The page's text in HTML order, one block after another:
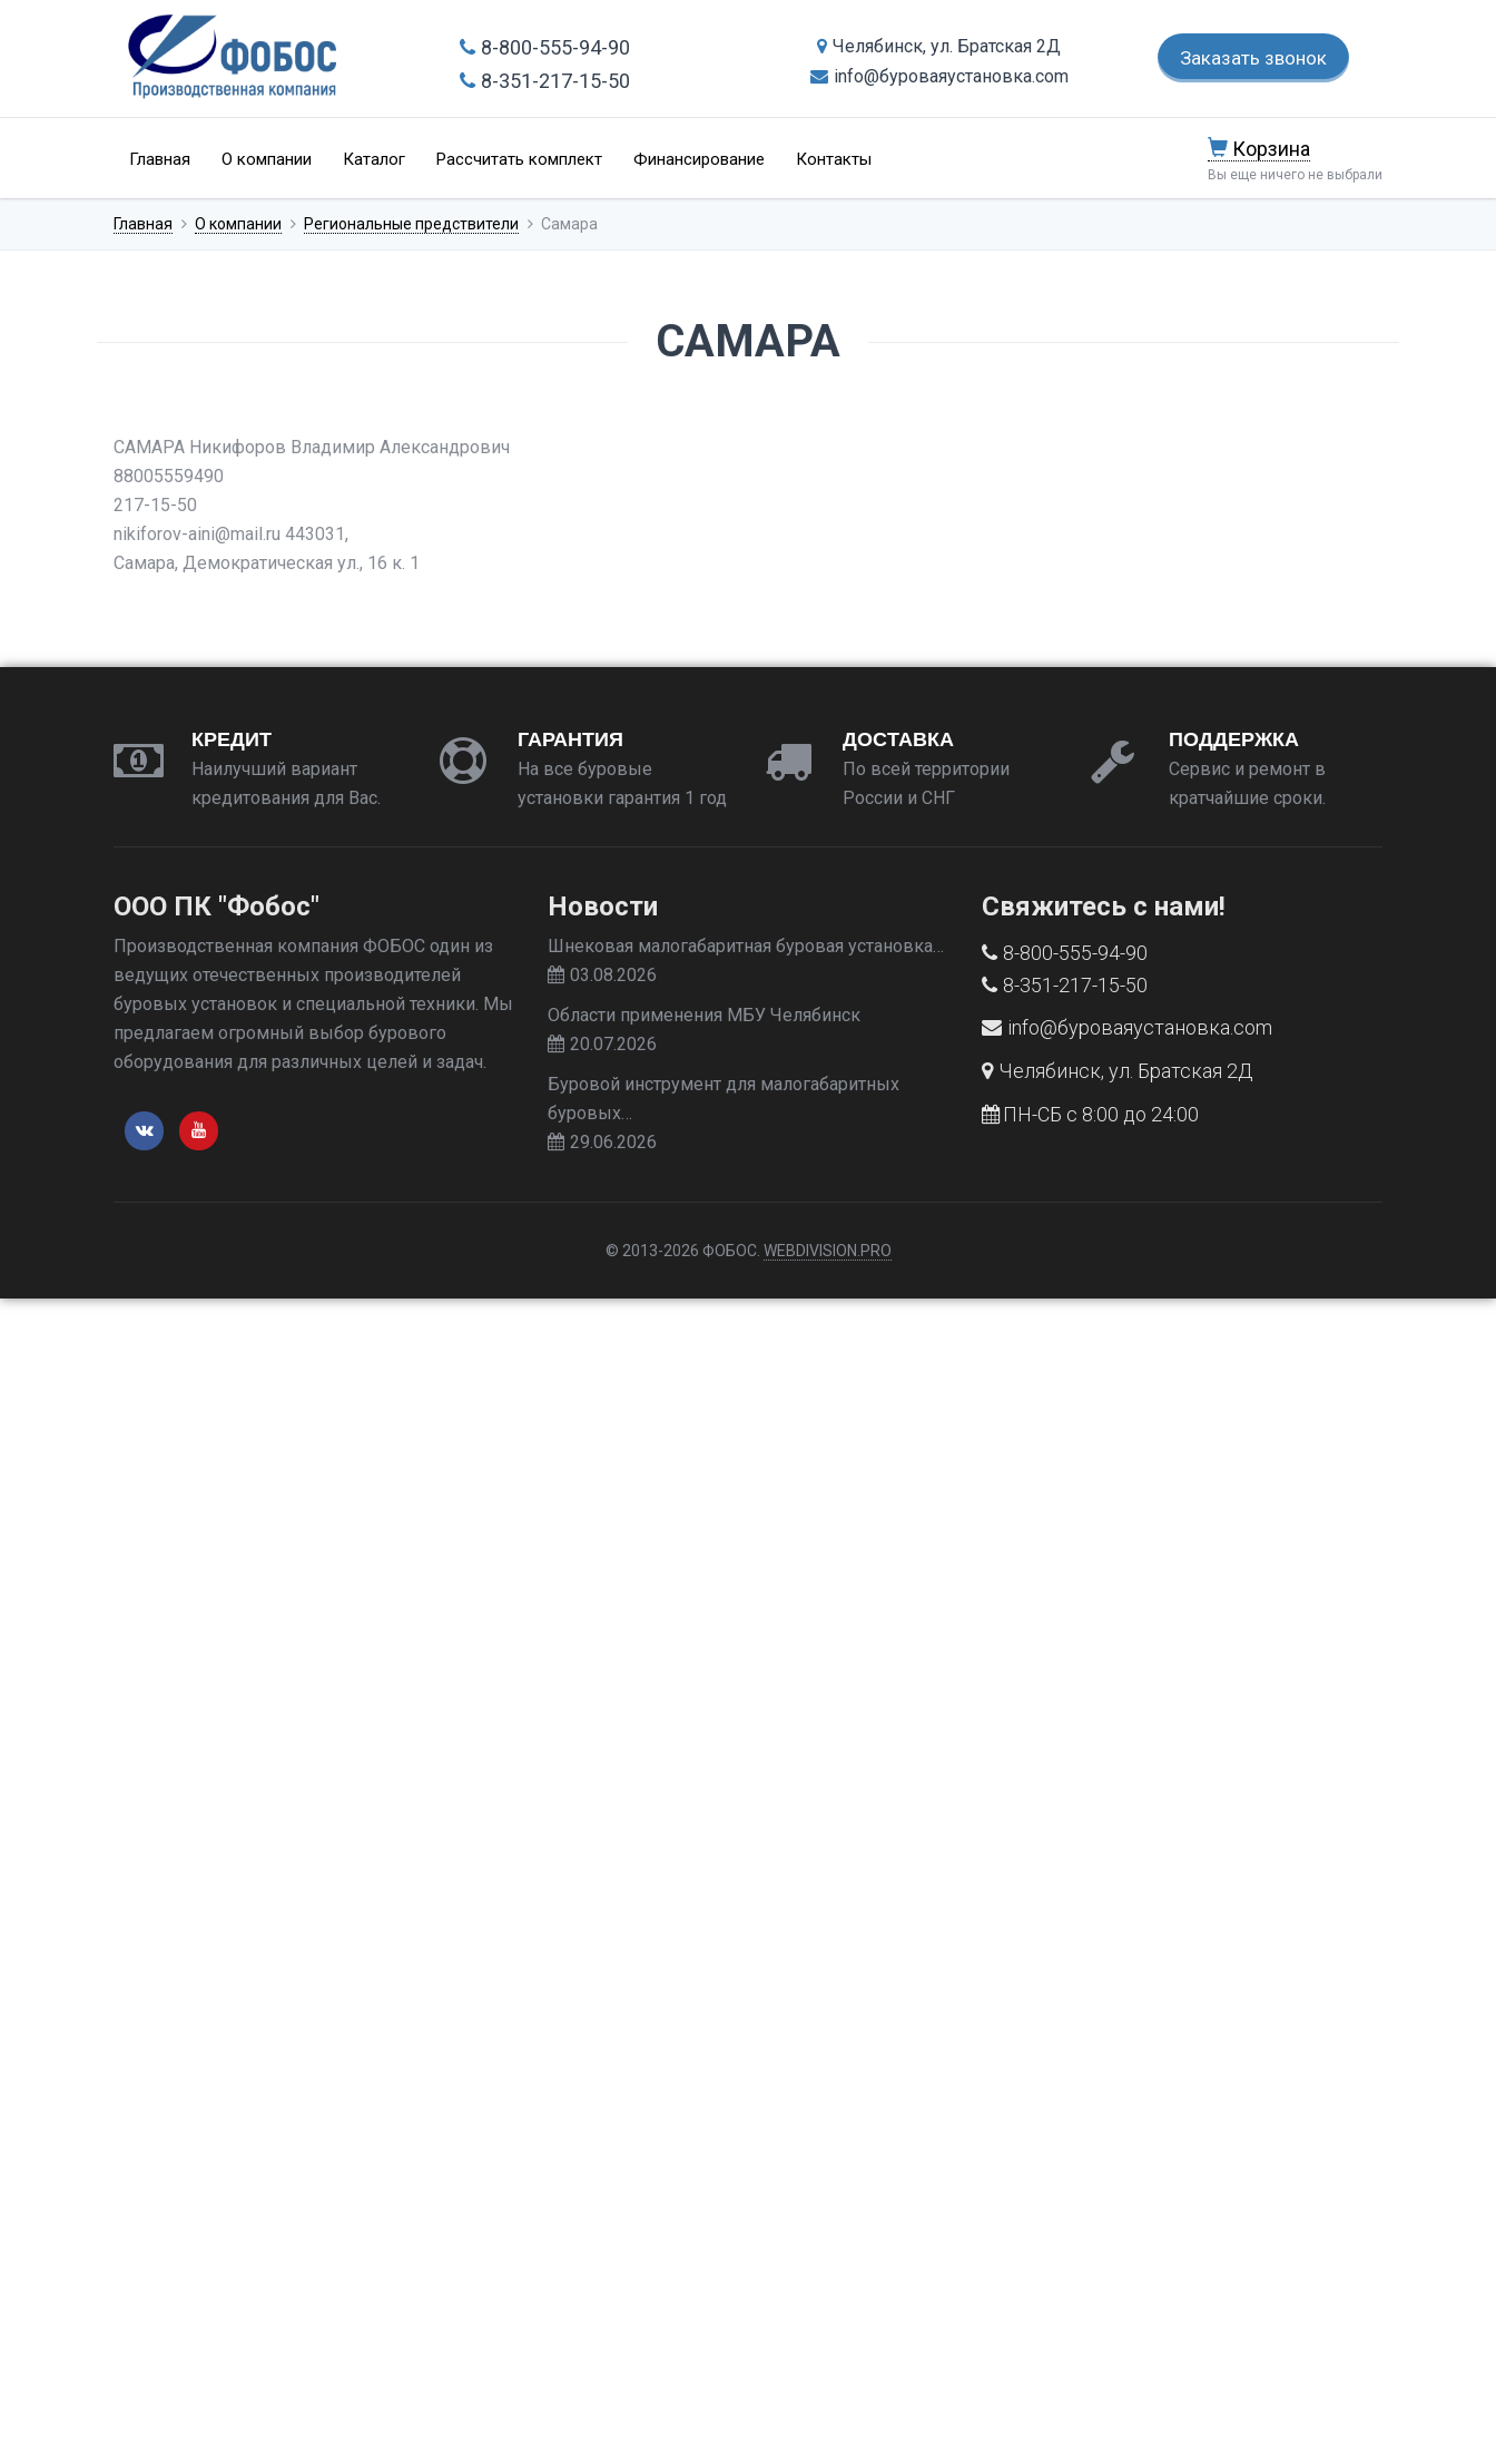
8-800-555-94-90
8-351-217-15-50
Челябинск, ул. Братская 2Д
info@буроваяустановка.com
Заказать звонок
Корзина
Вы еще ничего не выбрали
Главная О компании Каталог Рассчитать комплект Финансирование Контакты
Главная О компании Региональные предствители Самара
САМАРА
САМАРА Никифоров Владимир Александрович
88005559490
217-15-50
nikiforov-aini@mail.ru 443031,
Самара, Демократическая ул., 16 к. 1
КРЕДИТ
Наилучший вариант
кредитования для Вас.
ГАРАНТИЯ
На все буровые
установки гарантия 1 год
ДОСТАВКА
По всей территории
России и СНГ
ПОДДЕРЖКА
Сервис и ремонт в
кратчайшие сроки.
ООО ПК "Фобос"
Производственная компания ФОБОС один из
ведущих отечественных производителей
буровых установок и специальной техники. Мы
предлагаем огромный выбор бурового
оборудования для различных целей и задач.
Новости
Шнековая малогабаритная буровая установка…
03.08.2026
Области применения МБУ Челябинск
20.07.2026
Буровой инструмент для малогабаритных
буровых…
29.06.2026
Свяжитесь с нами!
8-800-555-94-90
8-351-217-15-50
info@буроваяустановка.com
Челябинск, ул. Братская 2Д
ПН-СБ с 8:00 до 24:00
© 2013-2026 ФОБОС. WEBDIVISION.PRO